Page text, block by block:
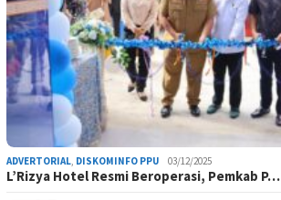
ADVERTORIAL DISKOMINFO PPU 03/12/2025
L’Rizya Hotel Resmi Beroperasi, Pemkab P…